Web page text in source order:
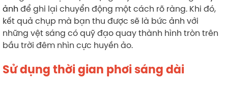
ảnh để ghi lại chuyển động một cách rõ ràng. Khi đó,
kết quả chụp mà bạn thu được sẽ là bức ảnh với
những vệt sáng có quỹ đạo quay thành hình tròn trên
bầu trời đêm nhìn cực huyền ảo.
Sử dụng thời gian phơi sáng dài